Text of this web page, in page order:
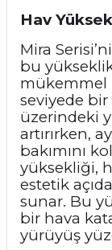
Hav
Mira
bu
mükemmel
seviyede bir
üzerindeki
artırırken,
bakımını
yüksekliği,
estetik
sunar. Bu
bir hava
yürüyüş